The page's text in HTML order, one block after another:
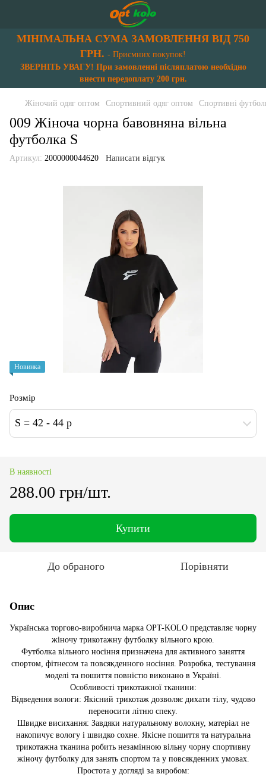
МІНІМАЛЬНА СУМА ЗАМОВЛЕННЯ ВІД 750
ГРН. - Приємних покупок!
ЗВЕРНІТЬ УВАГУ! При замовленні післяплатою необхідно
внести передоплату 200 грн.
Жіночий одяг оптом Спортивний одяг оптом Спортивні
009 Жіноча чорна бавовняна вільна
футболка S
Артикул: 2000000044620 Написати відгук
Новинка
Розмір
S = 42 - 44 p
В наявності
288.00 грн/шт.
Купити
До обраного Порівняти
Опис
Українська торгово-виробнича марка OPT-KOLO представляє чорну
жіночу трикотажну футболку вільного крою.
Футболка вільного носіння призначена для активного заняття
спортом, фітнесом та повсякденного носіння. Розробка, тестування
моделі та пошиття повністю виконано в Україні.
Особливості трикотажної тканини:
Відведення вологи: Якісний трикотаж дозволяє дихати тілу, чудово
переносити літню спеку.
Швидке висихання: Завдяки натуральному волокну, матеріал не
накопичує вологу і швидко сохне. Якісне пошиття та натуральна
трикотажна тканина робить незамінною вільну чорну спортивну
жіночу футболку для занять спортом та у повсякденних умовах.
Простота у догляді за виробом: